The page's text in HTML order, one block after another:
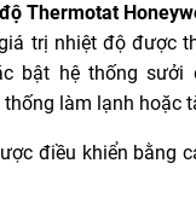
Thermotat
trị nhiệt độ được
bật hệ thống
làm lạnh hoặc
điều khiển bằng